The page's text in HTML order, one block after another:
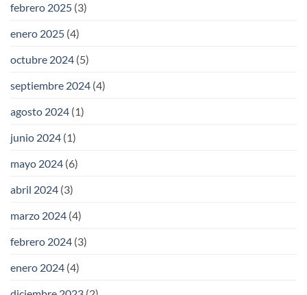
febrero 2025 (3)
enero 2025 (4)
octubre 2024 (5)
septiembre 2024 (4)
agosto 2024 (1)
junio 2024 (1)
mayo 2024 (6)
abril 2024 (3)
marzo 2024 (4)
febrero 2024 (3)
enero 2024 (4)